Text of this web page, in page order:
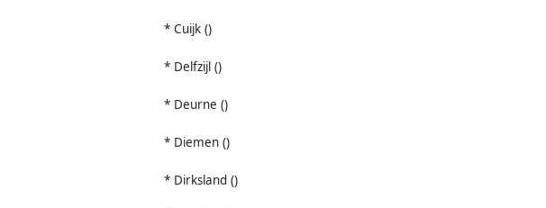
* Cuijk ()
* Delfzijl ()
* Deurne ()
* Diemen ()
* Dirksland ()